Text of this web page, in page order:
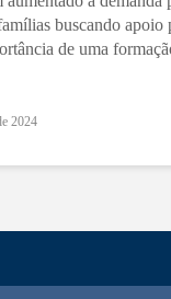
buscando apoio
de uma
2024